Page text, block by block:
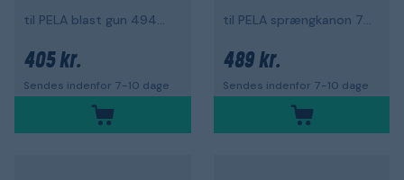
til PELA blast gun 494484
405 kr.
Sendes indenfor 7-10 dage
til PELA sprængkanon 70223
489 kr.
Sendes indenfor 7-10 dage